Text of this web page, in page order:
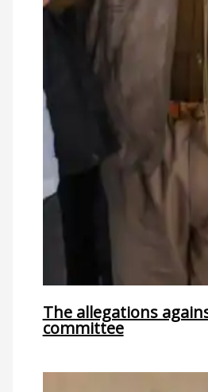
The allegations
committee